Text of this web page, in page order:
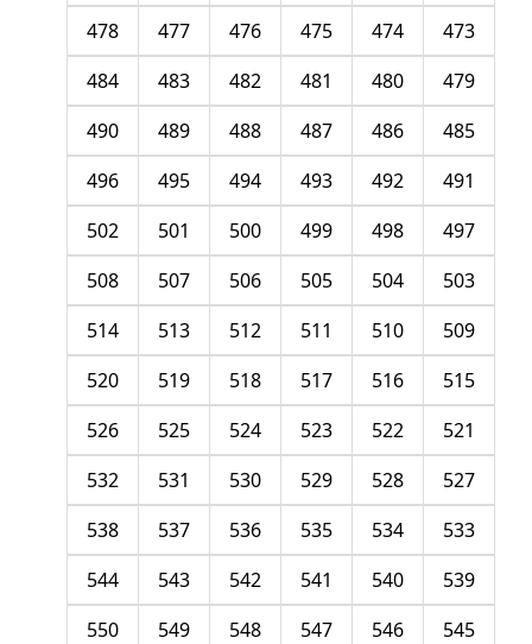
473
474
475
476
477
478
479
480
481
482
483
484
485
486
487
488
489
490
491
492
493
494
495
496
497
498
499
500
501
502
503
504
505
506
507
508
509
510
511
512
513
514
515
516
517
518
519
520
521
522
523
524
525
526
527
528
529
530
531
532
533
534
535
536
537
538
539
540
541
542
543
544
545
546
547
548
549
550